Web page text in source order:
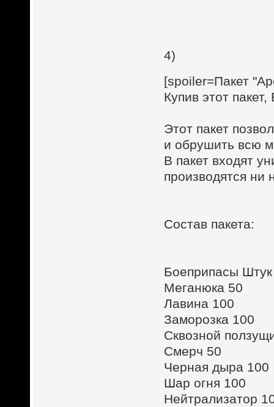
4)
[spoiler=Пакет
Купив этот
Этот пакет
и обрушить всю
В пакет входят
производятся ни
Состав пакета:
Боеприпасы Штук
Меганюка 50
Лавина 100
Заморозка 100
Сквозной
Смерч 50
Черная дыра 100
Шар огня 100
Нейтрализатор